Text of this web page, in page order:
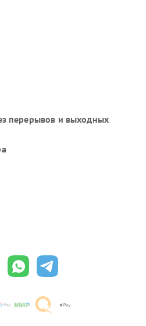
перерывов и выходных